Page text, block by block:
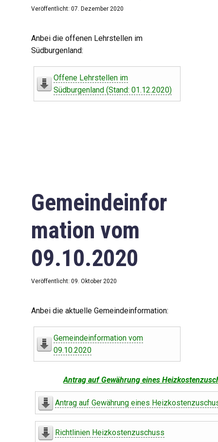
Veröffentlicht: 07. Dezember 2020
Anbei die offenen Lehrstellen im
Südburgenland:
Offene Lehrstellen im
Südburgenland (Stand: 01.12.2020)
Gemeindeinfor
mation vom
09.10.2020
Veröffentlicht: 09. Oktober 2020
Anbei die aktuelle Gemeindeinformation:
Gemeindeinformation vom
09.10.2020
Antrag auf Gewährung eines
Antrag auf Gewährung eines
Richtlinien Heizkostenzuschuss